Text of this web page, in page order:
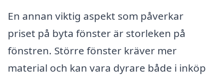
En annan viktig aspekt som påverkar
priset på byta fönster är storleken på
fönstren. Större fönster kräver mer
material och kan vara dyrare både i inköp